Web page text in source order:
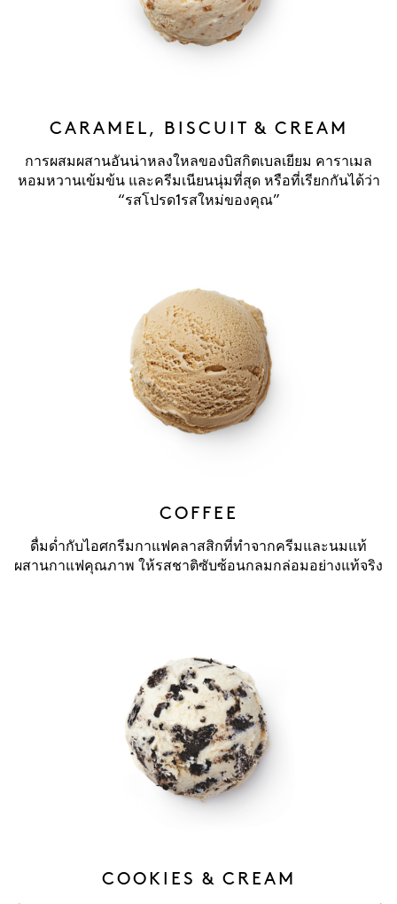
CARAMEL, BISCUIT & CREAM
การผสมผสานอันน่าหลงใหลของบิสกิตเบลเยียม คาราเมล
หอมหวานเข้มข้น และครีมเนียนนุ่มที่สุด หรือที่เรียกกันได้ว่า
“รสโปรด1รสใหม่ของคุณ”
COFFEE
ดื่มด่ำกับไอศกรีมกาแฟคลาสสิกที่ทำจากครีมและนมแท้
ผสานกาแฟคุณภาพ ให้รสชาติซับซ้อนกลมกล่อมอย่างแท้จริง
COOKIES & CREAM